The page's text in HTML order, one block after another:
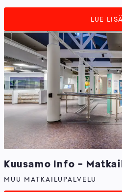
LUE
Kuusamo Info -
MUU MATKAILUPALVELU